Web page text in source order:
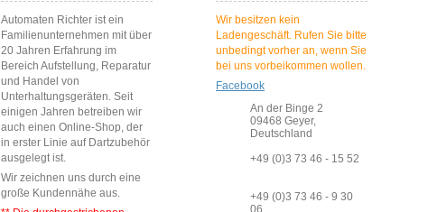
Automaten Richter ist ein
Familienunternehmen mit über
20 Jahren Erfahrung im
Bereich Aufstellung, Reparatur
und Handel von
Unterhaltungsgeräten. Seit
einigen Jahren betreiben wir
auch einen Online-Shop, der
in erster Linie auf Dartzubehör
ausgelegt ist.
Wir zeichnen uns durch eine
große Kundennähe aus.
Wir besitzen kein
Ladengeschäft. Rufen Sie bitte
unbedingt vorher an, wenn Sie
bei uns vorbeikommen wollen.
Facebook
An der Binge 2
09468 Geyer,
Deutschland
+49 (0)3 73 46 - 15 52
+49 (0)3 73 46 - 9 30
06